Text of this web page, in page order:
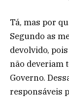
Tá, mas por
Segundo as
devolvido,
não deveriam
Governo.
responsáveis